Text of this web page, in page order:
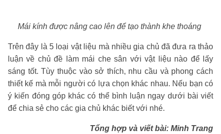
Mái kính được nâng cao lên để tạo thành khe thoáng
Trên đây là 5 loại vật liệu mà nhiều gia chủ đã đưa ra thảo
luận về chủ đề làm mái che sân với vật liệu nào để lấy
sáng tốt. Tùy thuộc vào sở thích, nhu cầu và phong cách
thiết kế mà mỗi người có lựa chọn khác nhau. Nếu bạn có
ý kiến đóng góp khác có thể bình luận ngay dưới bài viết
để chia sẻ cho các gia chủ khác biết với nhé.
Tổng hợp và viết bài: Minh Trang